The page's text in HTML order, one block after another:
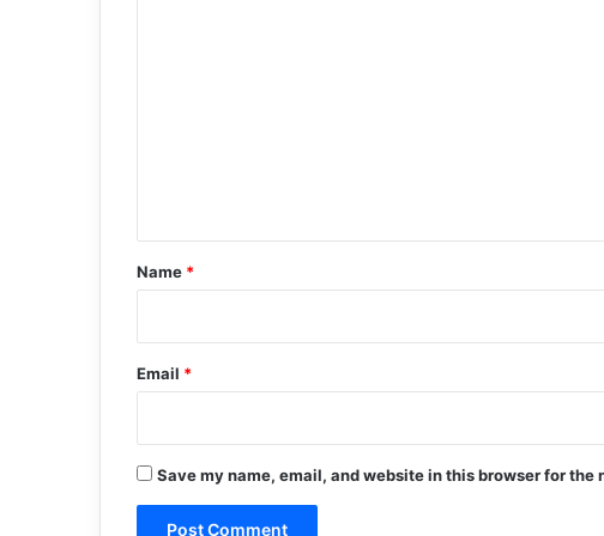
*
Name *
Email *
Save my name, email, and website in this browser for the